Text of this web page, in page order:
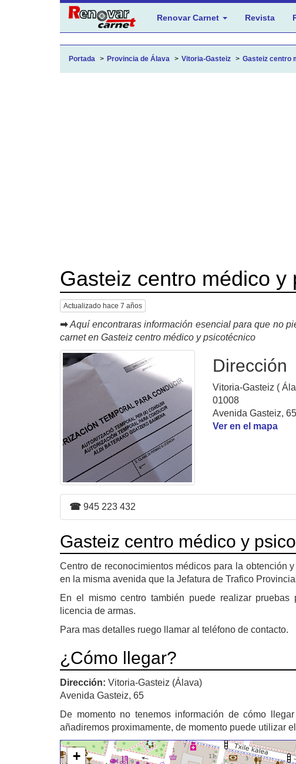
Renovar Carnet Revista
Portada Provincia de Álava Vitoria-Gasteiz Gasteiz centro
Gasteiz centro médico y
Actualizado hace 7 años
➡ Aquí encontraras información esencial para que no
carnet en Gasteiz centro médico y psicotécnico
Dirección
Vitoria-Gasteiz (
01008
Avenida Gasteiz, 65
Ver en el mapa
☎ 945 223 432
Gasteiz centro médico y
Centro de reconocimientos médicos para la obtención
en la misma avenida que la Jefatura de Trafico
En el mismo centro también puede realizar
licencia de armas.
Para mas detalles ruego llamar al teléfono de contacto.
¿Cómo llegar?
Dirección: Vitoria-Gasteiz (Álava)
Avenida Gasteiz, 65
De momento no tenemos información de cómo
añadiremos proximamente, de momento puede utilizar
+